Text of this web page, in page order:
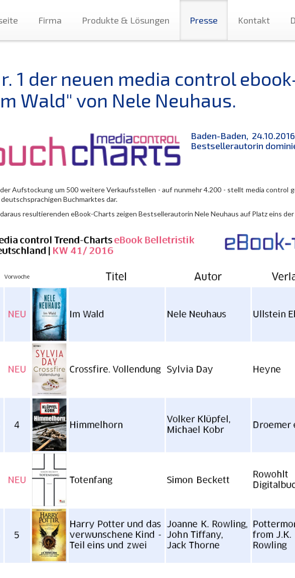
Firma Produkte & Lösungen Presse Kontakt
1 der neuen media control
Wald" von Nele Neuhaus.
Baden-Baden,
Bestsellerautorin
Aufstockung um 500 weitere Verkaufsstellen - auf nunmehr 4.200 - stellt media control
Buchmarktes dar.
resultierenden eBook-Charts zeigen Bestsellerautorin Nele Neuhaus auf Platz eins